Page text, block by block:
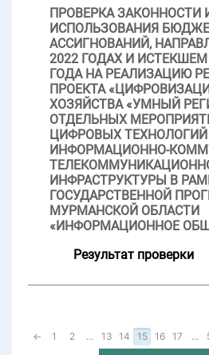
ПРОВЕРКА ЗАКОННОСТИ
ИСПОЛЬЗОВАНИЯ
АССИГНОВАНИЙ,
2022 ГОДАХ И
ГОДА НА РЕАЛИЗАЦИЮ
ПРОЕКТА
ХОЗЯЙСТВА «УМНЫЙ
ОТДЕЛЬНЫХ
ЦИФРОВЫХ ТЕХНОЛОГИЙ
ИНФОРМАЦИОННО-
ИНФРАСТРУКТУРЫ В
ГОСУДАРСТВЕННОЙ
МУРМАНСКОЙ ОБЛАСТИ
«ИНФОРМАЦИОННОЕ
Результат проверки
← 1 2 ... 13 14 15 16 17 ...